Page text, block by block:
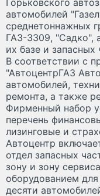
Горьковского
автомобилей
среднетоннажных
ГАЗ-3309, "Садко",
их базе и запасных
В соответствии с
"АвтоцентрГАЗ
автомобилей,
ремонта, а также
Фирменный набор
перечень
лизинговые и
Автоцентр
отдел запасных
зону и зону
оборудованием
десяти